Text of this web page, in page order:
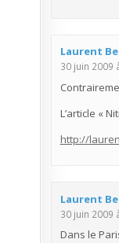
Laurent
30 juin 2009
L’article «
http://
Laurent
30 juin 2009
Dans le